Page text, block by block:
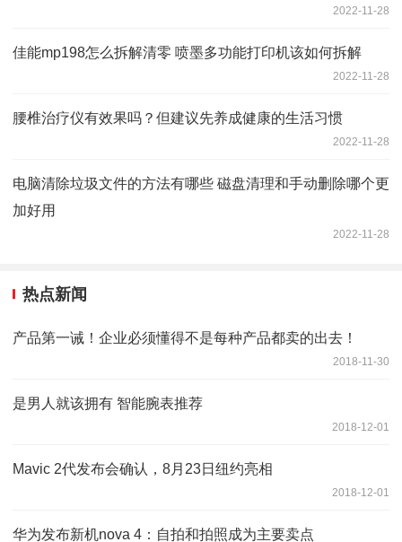
2022-11-28
佳能mp198怎么拆解清零 喷墨多功能打印机该如何拆解
2022-11-28
腰椎治疗仪有效果吗？但建议先养成健康的生活习惯
2022-11-28
电脑清除垃圾文件的方法有哪些 磁盘清理和手动删除哪个更
加好用
2022-11-28
热点新闻
产品第一诫！企业必须懂得不是每种产品都卖的出去！
2018-11-30
是男人就该拥有 智能腕表推荐
2018-12-01
Mavic 2代发布会确认，8月23日纽约亮相
2018-12-01
华为发布新机nova 4：自拍和拍照成为主要卖点